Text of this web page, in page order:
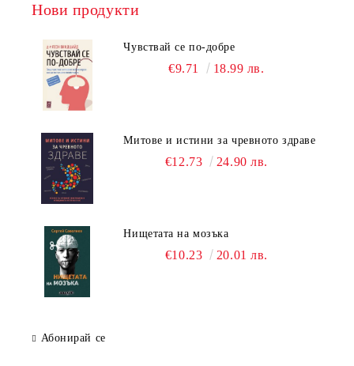
Нови продукти
Чувствай се по-добре
€9.71 18.99 лв.
Митове и истини за чревното здраве
€12.73 24.90 лв.
Нищетата на мозъка
€10.23 20.01 лв.
Абонирай се